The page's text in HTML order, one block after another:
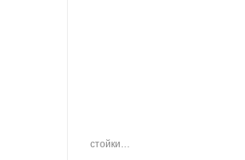
стойки…